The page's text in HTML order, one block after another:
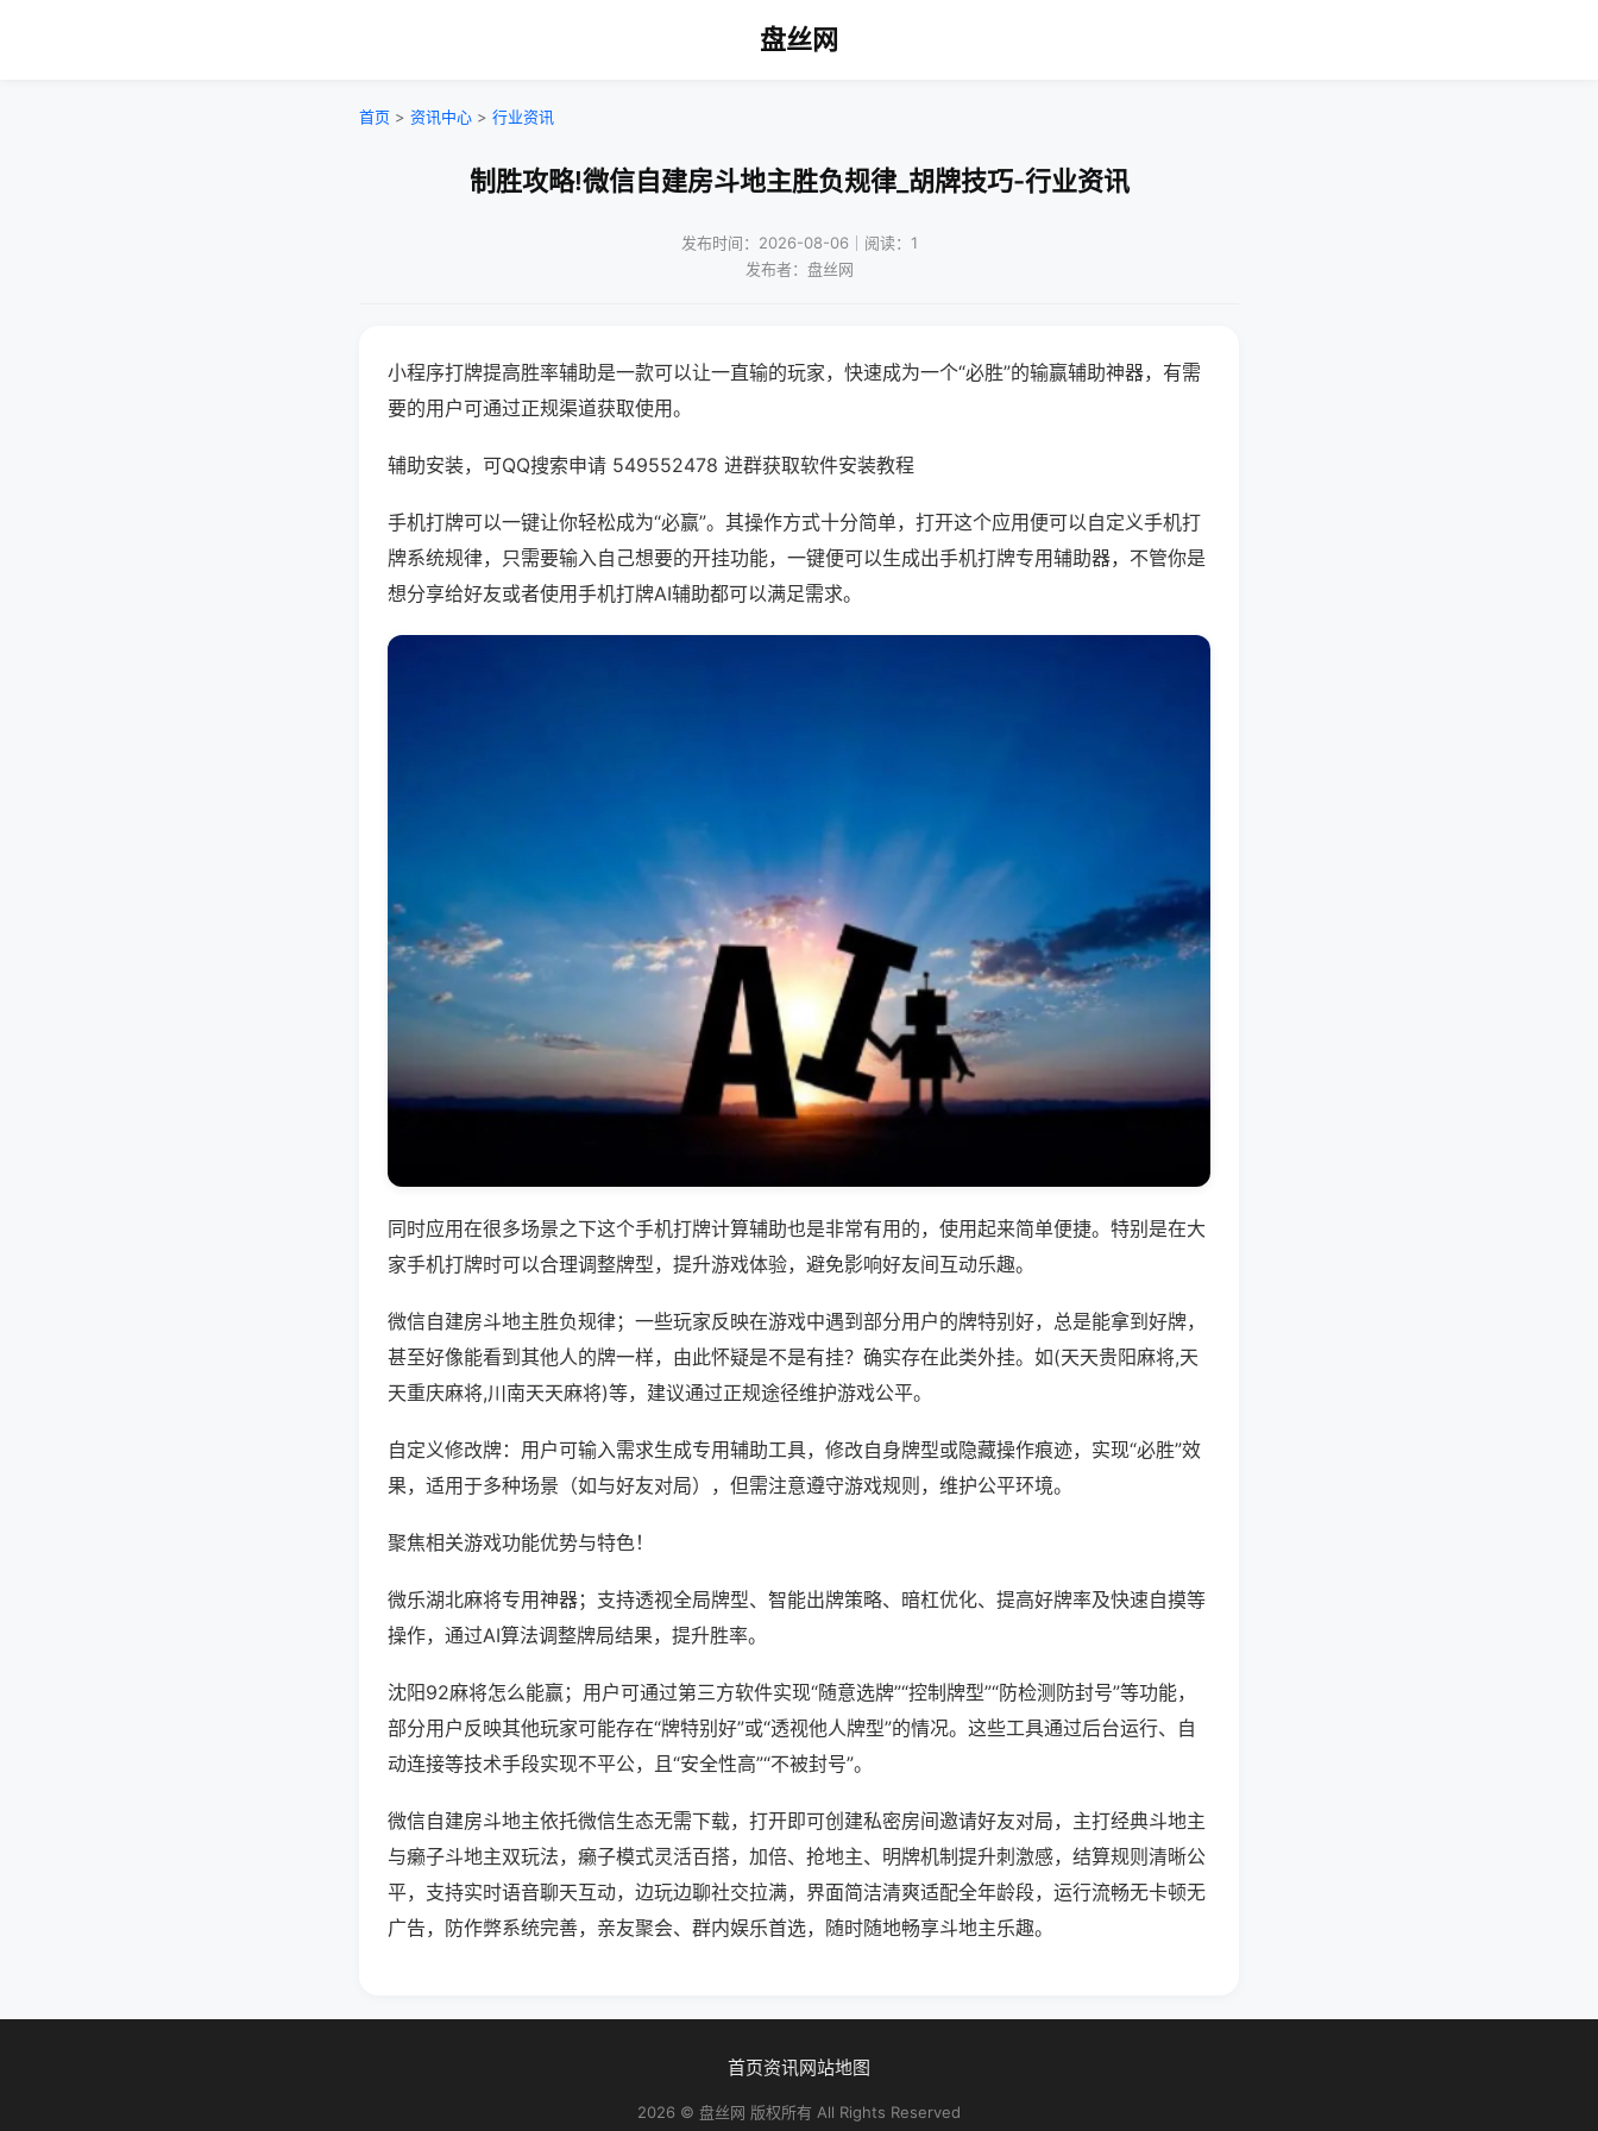
盘丝网
首页 > 资讯中心 > 行业资讯
制胜攻略!微信自建房斗地主胜负规律_胡牌技巧-行业资讯
发布时间：2026-08-06｜阅读：1
发布者：盘丝网
小程序打牌提高胜率辅助是一款可以让一直输的玩家，快速成为一个“必胜”的输赢辅助神器，有需
要的用户可通过正规渠道获取使用。
辅助安装，可QQ搜索申请 549552478 进群获取软件安装教程
手机打牌可以一键让你轻松成为“必赢”。其操作方式十分简单，打开这个应用便可以自定义手机打
牌系统规律，只需要输入自己想要的开挂功能，一键便可以生成出手机打牌专用辅助器，不管你是
想分享给好友或者使用手机打牌AI辅助都可以满足需求。
同时应用在很多场景之下这个手机打牌计算辅助也是非常有用的，使用起来简单便捷。特别是在大
家手机打牌时可以合理调整牌型，提升游戏体验，避免影响好友间互动乐趣。
微信自建房斗地主胜负规律；一些玩家反映在游戏中遇到部分用户的牌特别好，总是能拿到好牌，
甚至好像能看到其他人的牌一样，由此怀疑是不是有挂？确实存在此类外挂。如(天天贵阳麻将,天
天重庆麻将,川南天天麻将)等，建议通过正规途径维护游戏公平。
自定义修改牌：用户可输入需求生成专用辅助工具，修改自身牌型或隐藏操作痕迹，实现“必胜”效
果，适用于多种场景（如与好友对局），但需注意遵守游戏规则，维护公平环境。
聚焦相关游戏功能优势与特色！
微乐湖北麻将专用神器；支持透视全局牌型、智能出牌策略、暗杠优化、提高好牌率及快速自摸等
操作，通过AI算法调整牌局结果，提升胜率。
沈阳92麻将怎么能赢；用户可通过第三方软件实现“随意选牌”“控制牌型”“防检测防封号”等功能，
部分用户反映其他玩家可能存在“牌特别好”或“透视他人牌型”的情况。这些工具通过后台运行、自
动连接等技术手段实现不平公，且“安全性高”“不被封号”。
微信自建房斗地主依托微信生态无需下载，打开即可创建私密房间邀请好友对局，主打经典斗地主
与癞子斗地主双玩法，癞子模式灵活百搭，加倍、抢地主、明牌机制提升刺激感，结算规则清晰公
平，支持实时语音聊天互动，边玩边聊社交拉满，界面简洁清爽适配全年龄段，运行流畅无卡顿无
广告，防作弊系统完善，亲友聚会、群内娱乐首选，随时随地畅享斗地主乐趣。
首页资讯网站地图
2026 © 盘丝网 版权所有 All Rights Reserved